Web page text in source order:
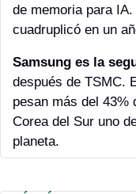
de memoria para
cuadruplicó en un
Samsung es la
después de TSMC.
pesan más del 43%
Corea del Sur uno
planeta.